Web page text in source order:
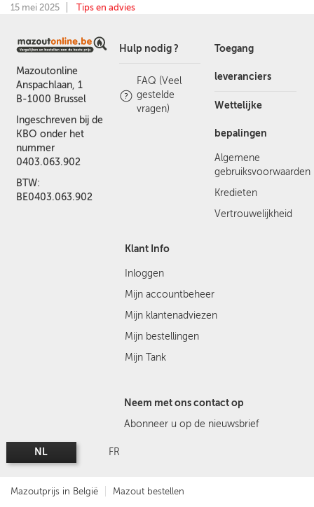
15 mei 2025 Tips en advies
Mazoutonline
Anspachlaan, 1
B-1000 Brussel
Ingeschreven bij de
KBO onder het
nummer
0403.063.902
BTW:
BE0403.063.902
Hulp nodig ?
FAQ (Veel
gestelde
vragen)
Toegang
leveranciers
Wettelijke
bepalingen
Algemene
gebruiksvoorwaarden
Kredieten
Vertrouwelijkheid
Klant Info
Inloggen
Mijn accountbeheer
Mijn klantenadviezen
Mijn bestellingen
Mijn Tank
Neem met ons contact op
Abonneer u op de nieuwsbrief
NL FR
Mazoutprijs in België Mazout bestellen